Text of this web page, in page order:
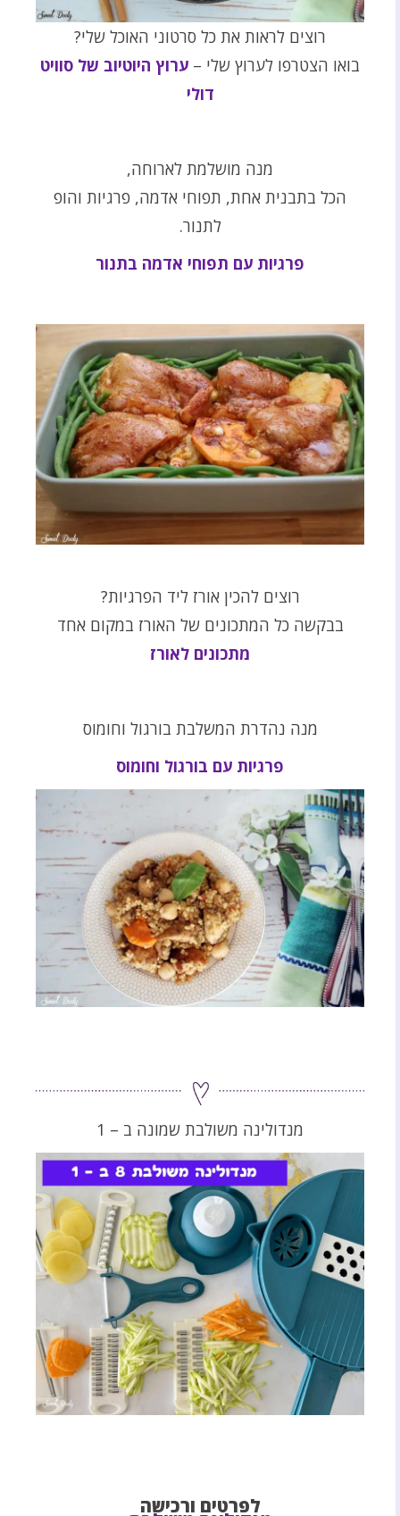
רוצים לראות את כל סרטוני האוכל שלי?
בואו הצטרפו לערוץ שלי – ערוץ היוטיוב של סוויט
דולי
מנה מושלמת לארוחה,
הכל בתבנית אחת, תפוחי אדמה, פרגיות והופ
לתנור.
פרגיות עם תפוחי אדמה בתנור
רוצים להכין אורז ליד הפרגיות?
בבקשה כל המתכונים של האורז במקום אחד
מתכונים לאורז
מנה נהדרת המשלבת בורגול וחומוס
פרגיות עם בורגול וחומוס
מנדולינה משולבת שמונה ב – 1
לפרטים ורכישה